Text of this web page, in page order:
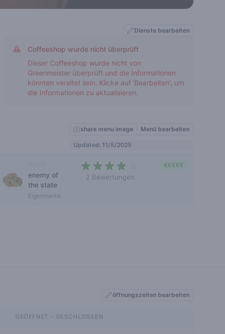
Dienste bearbeiten
Coffeeshop wurde nicht überprüft
Dieser Coffeeshop wurde nicht von
Greenmeister überprüft und die Informationen
könnten veraltet sein. Klicke auf 'Bearbeiten', um
die Informationen zu aktualisieren.
share menu image Menü bearbeiten
Updated: 11/5/2025
enemy of
the state
Eigenmarke
2 Bewertungen
€€€€€
öffnungszeiten bearbeiten
GEÖFFNET - GESCHLOSSEN